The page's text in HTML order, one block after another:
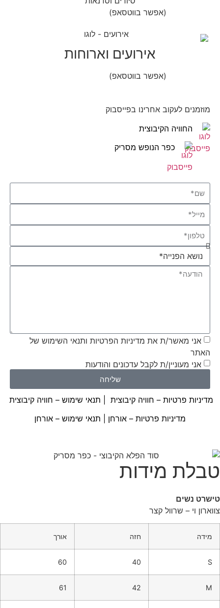
(אפשר בווטסאפ)
אירועים וארוחות
(אפשר בווטסאפ)
מוזמנים לעקוב אחרינו בפייסבוק
החוויה הקיבוצית
כפר הנופש מסריק
אני מאשר/ת את מדיניות הפרטיות ותנאי השימוש של
האתר
אני מעוניין/ת לקבל עדכונים והודעות
שליחה
מדיניות פרטיות – חוויה קיבוצית
תנאי שימוש – חוויה קיבוצית
מדיניות פרטיות – אורחן
תנאי שימוש – אורחן
טבלת מידות
טישרט נשים
צווארון וי – שרוול קצר
מידה חזה אורך
S
40
60
M
42
61